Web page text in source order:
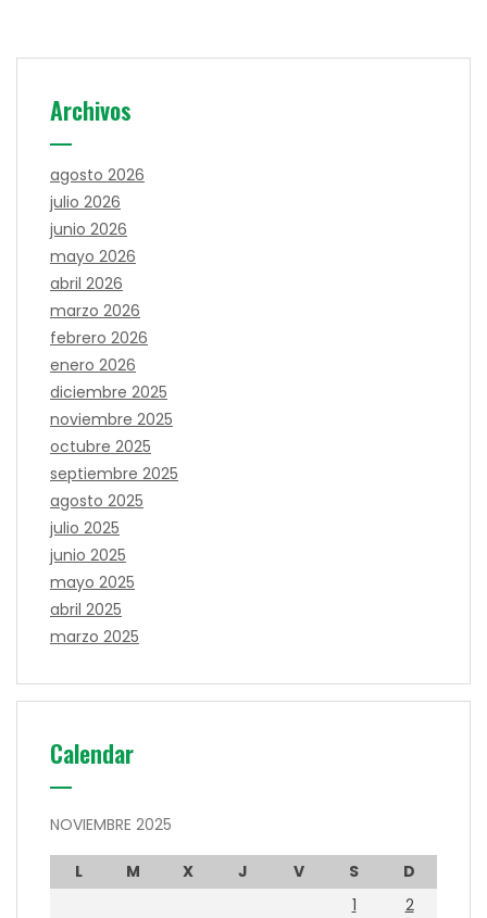
Archivos
agosto 2026
julio 2026
junio 2026
mayo 2026
abril 2026
marzo 2026
febrero 2026
enero 2026
diciembre 2025
noviembre 2025
octubre 2025
septiembre 2025
agosto 2025
julio 2025
junio 2025
mayo 2025
abril 2025
marzo 2025
Calendar
NOVIEMBRE 2025
L M X J V S
D
1
2